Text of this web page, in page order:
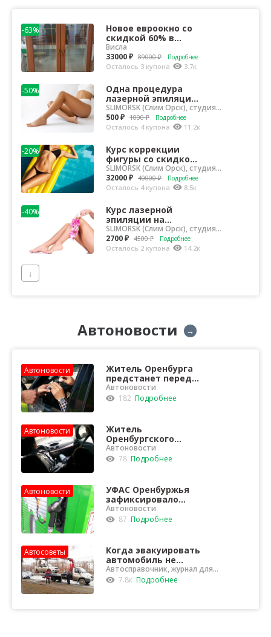
-63%
Новое евроокно со
скидкой 60% в
компании Висла
Висла
33000 ₽ 89000 ₽ Подробнее
Осталось 3 купона 3.7к
-50%
Одна процедура
лазерной эпиляции
на аппарате
Morpheus 8 со
скидкой 50% в
SLIMORSK (Слим Орск), студия
эффективной косметологии
500 ₽ 1000 ₽ Подробнее
Осталось 4 купона 11.2к
-20%
Курс коррекции
фигуры со скидкой
20% в студии
эффективной
косметологии
SLIMORSK (Слим Орск), студия
эффективной косметологии
32000 ₽ 40000 ₽ Подробнее
Осталось 4 купона 8.5к
-40%
Курс лазерной
эпиляции на
аппарате Morpheus 8
со скидкой 40% в
студии эффект...
SLIMORSK (Слим Орск), студия
эффективной косметологии
2700 ₽ 4500 ₽ Подробнее
Осталось 2 купона 14.2к
↓
Автоновости →
Автоновости
Житель Оренбурга
предстанет перед
судом за повторное
пьяное вождение
Автоновости
182 Подробнее
Автоновости
Житель
Оренбургского
района потерял
почти 1,5 млн
Интернете
Автоновости
78 Подробнее
Автоновости
УФАС Оренбуржья
зафиксировало
факты превышения
розничных цен на
Автоновости
87 Подробнее
Автосоветы
Когда эвакуировать
автомобиль не
имеют права
Автосправочник, журнал для
водителей
7.8к Подробнее